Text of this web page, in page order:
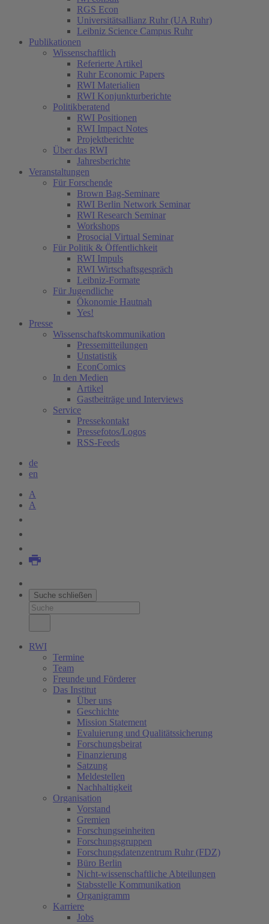
RGS Econ
Universitätsallianz Ruhr (UA Ruhr)
Leibniz Science Campus Ruhr
Publikationen
Wissenschaftlich
Referierte Artikel
Ruhr Economic Papers
RWI Materialien
RWI Konjunkturberichte
Politikberatend
RWI Positionen
RWI Impact Notes
Projektberichte
Über das RWI
Jahresberichte
Veranstaltungen
Für Forschende
Brown Bag-Seminare
RWI Berlin Network Seminar
RWI Research Seminar
Workshops
Prosocial Virtual Seminar
Für Politik & Öffentlichkeit
RWI Impuls
RWI Wirtschaftsgespräch
Leibniz-Formate
Für Jugendliche
Ökonomie Hautnah
Yes!
Presse
Wissenschaftskommunikation
Pressemitteilungen
Unstatistik
EconComics
In den Medien
Artikel
Gastbeiträge und Interviews
Service
Pressekontakt
Pressefotos/Logos
RSS-Feeds
de
en
A
A
Suche schließen
RWI
Termine
Team
Freunde und Förderer
Das Institut
Über uns
Geschichte
Mission Statement
Evaluierung und Qualitätssicherung
Forschungsbeirat
Finanzierung
Satzung
Meldestellen
Nachhaltigkeit
Organisation
Vorstand
Gremien
Forschungseinheiten
Forschungsgruppen
Forschungsdatenzentrum Ruhr (FDZ)
Büro Berlin
Nicht-wissenschaftliche Abteilungen
Stabsstelle Kommunikation
Organigramm
Karriere
Jobs